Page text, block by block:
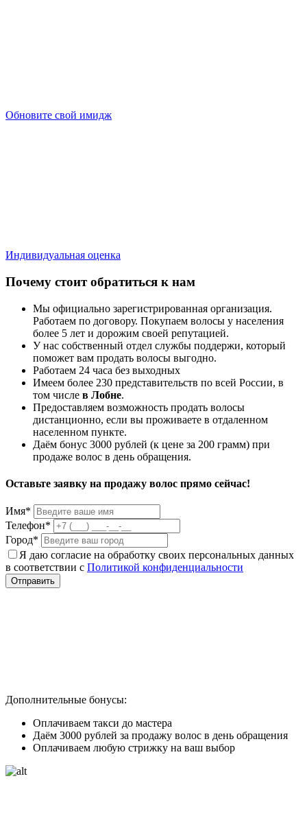
Обновите свой имидж
Индивидуальная оценка
Почему стоит обратиться к нам
Мы официально зарегистрированная организация.
Работаем по договору. Покупаем волосы у населения
более 5 лет и дорожим своей репутацией.
У нас собственный отдел службы поддержи, который
поможет вам продать волосы выгодно.
Работаем 24 часа без выходных
Имеем более 230 представительств по всей России, в
том числе в Лобне.
Предоставляем возможность продать волосы
дистанционно, если вы проживаете в отдаленном
населенном пункте.
Даём бонус 3000 рублей (к цене за 200 грамм) при
продаже волос в день обращения.
Оставьте заявку на продажу волос прямо сейчас!
Имя*
Телефон*
Город*
Я даю согласие на обработку своих персональных данных
в соответствии с Политикой конфиденциальности
Отправить
Дополнительные бонусы:
Оплачиваем такси до мастера
Даём 3000 рублей за продажу волос в день обращения
Оплачиваем любую стрижку на ваш выбор